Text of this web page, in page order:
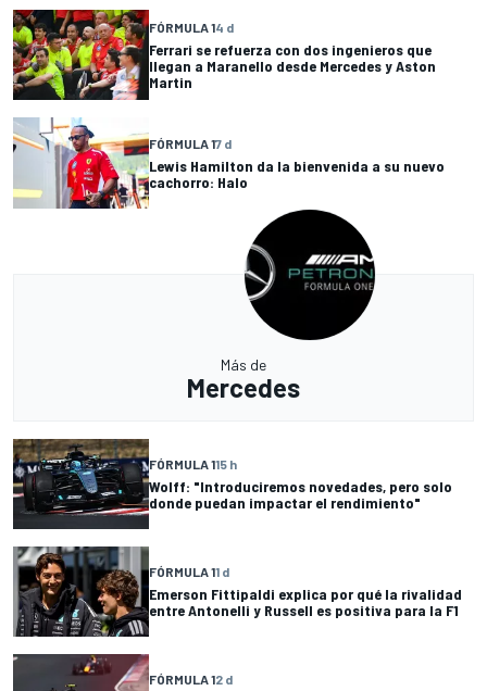
FÓRMULA 14 d
Ferrari se refuerza con dos ingenieros que
llegan a Maranello desde Mercedes y Aston
Martin
FÓRMULA 17 d
Lewis Hamilton da la bienvenida a su nuevo
cachorro: Halo
Más de
Mercedes
FÓRMULA 115 h
Wolff: "Introduciremos novedades, pero solo
donde puedan impactar el rendimiento"
FÓRMULA 11 d
Emerson Fittipaldi explica por qué la rivalidad
entre Antonelli y Russell es positiva para la F1
FÓRMULA 12 d